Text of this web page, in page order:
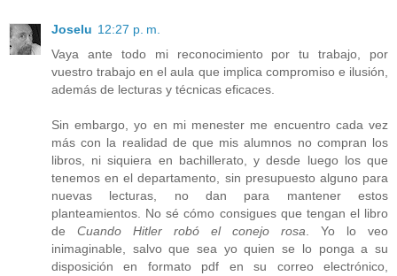
Joselu 12:27 p. m.
Vaya ante todo mi reconocimiento por tu trabajo, por
vuestro trabajo en el aula que implica compromiso e ilusión,
además de lecturas y técnicas eficaces.
Sin embargo, yo en mi menester me encuentro cada vez
más con la realidad de que mis alumnos no compran los
libros, ni siquiera en bachillerato, y desde luego los que
tenemos en el departamento, sin presupuesto alguno para
nuevas lecturas, no dan para mantener estos
planteamientos. No sé cómo consigues que tengan el libro
de Cuando Hitler robó el conejo rosa . Yo lo veo
inimaginable, salvo que sea yo quien se lo ponga a su
disposición en formato pdf en su correo electrónico,